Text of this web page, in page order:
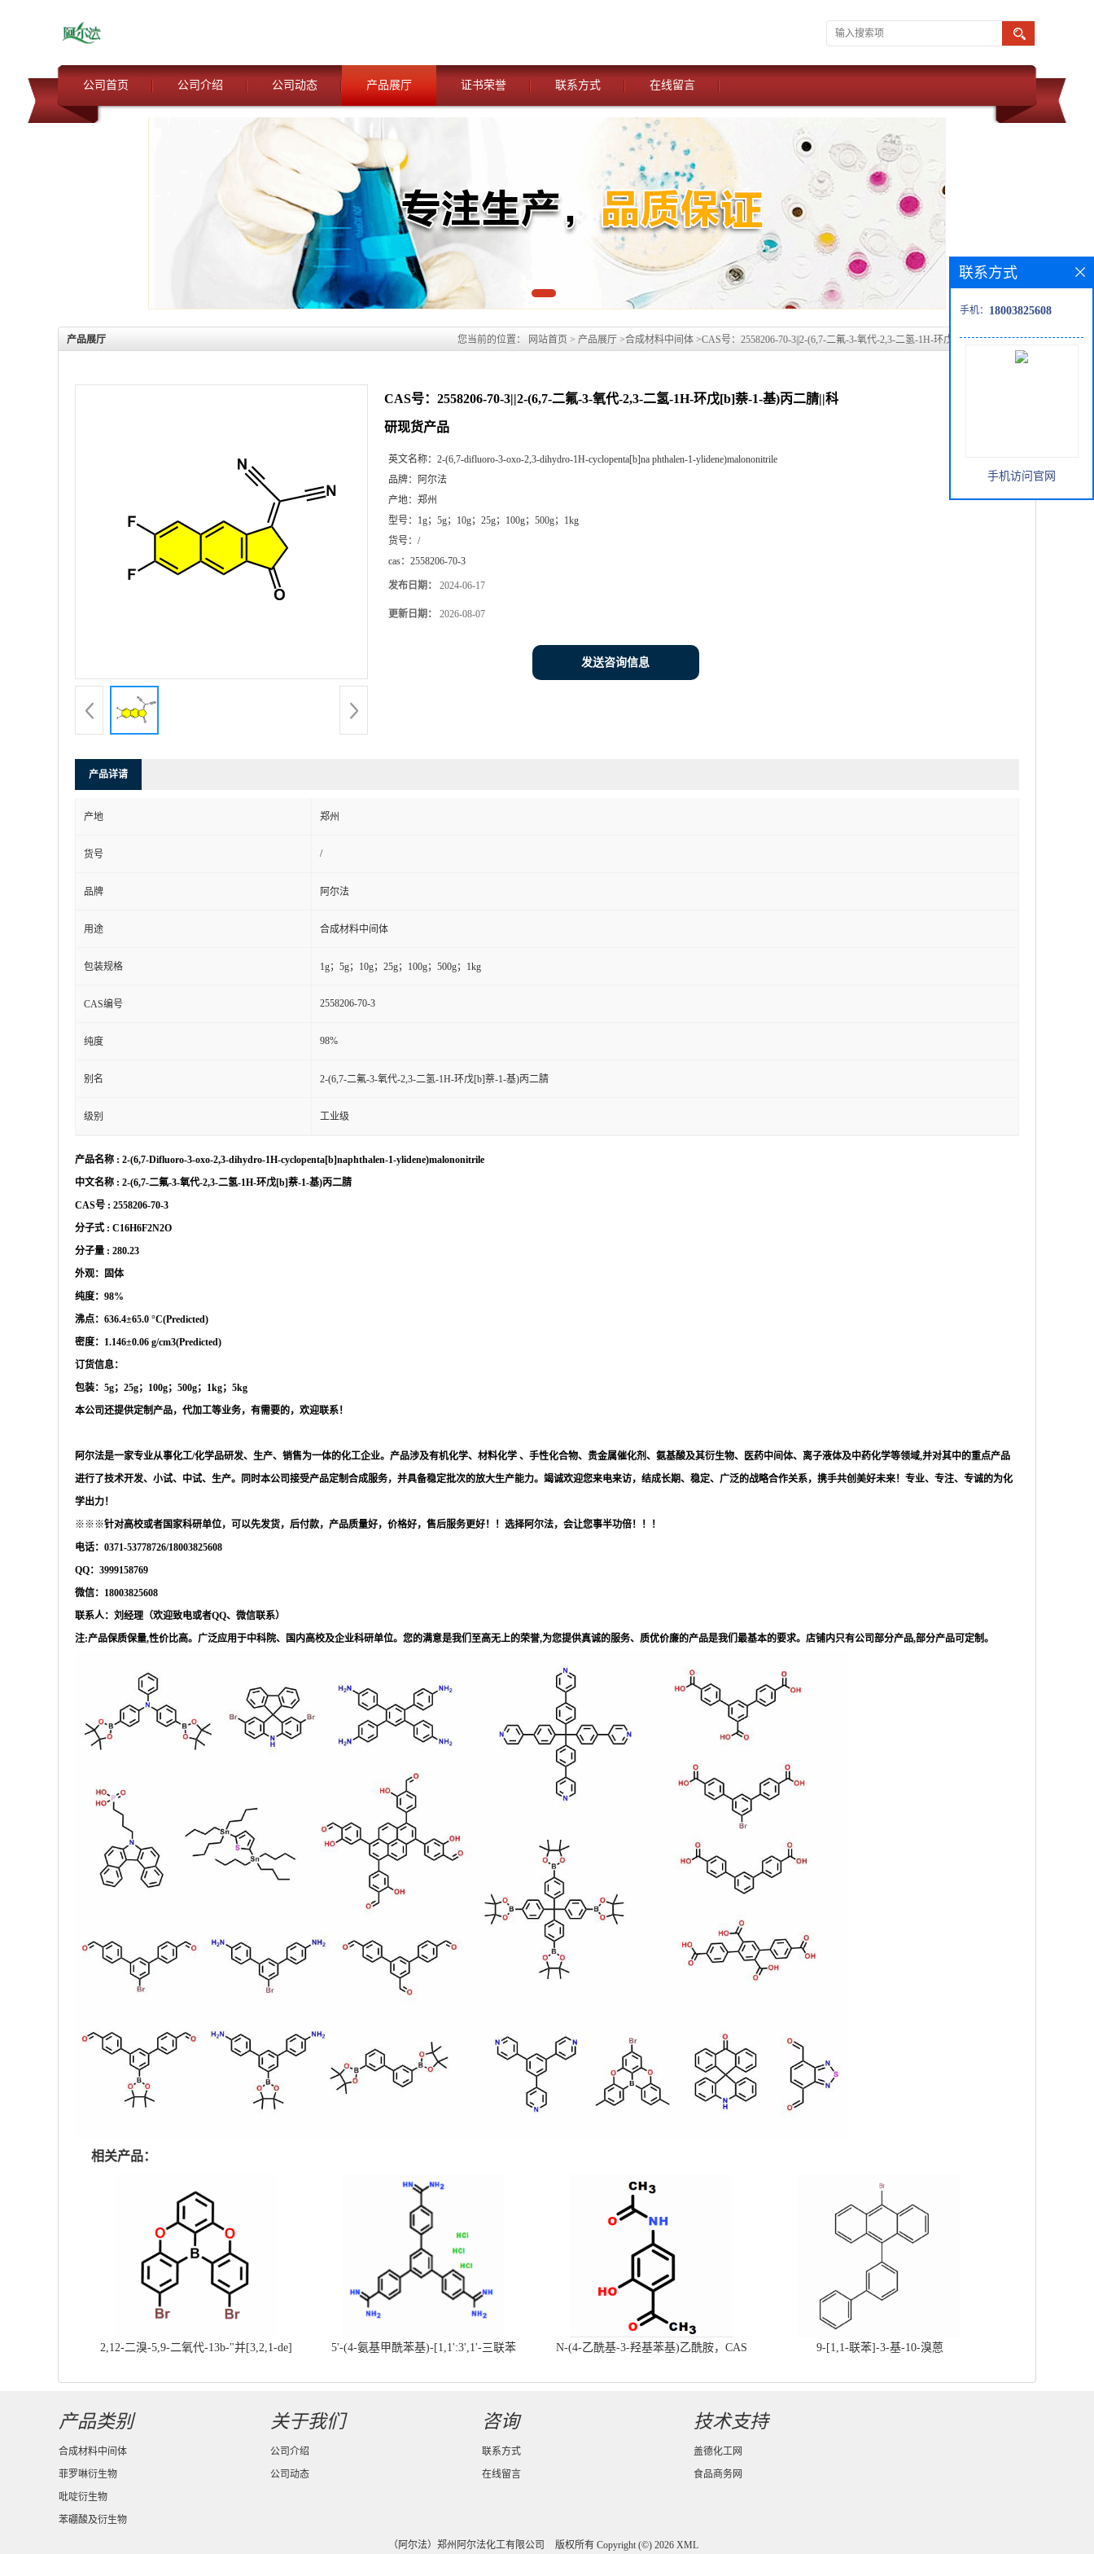
公司首页 公司介绍 公司动态 产品展厅 证书荣誉 联系方式 在线留言
产品展厅 您当前的位置： 网站首页 > 产品展厅 >合成材料中间体 >CAS号：2558206-70-3||2-(6,7-二氟-3-氧代-2,3-二氢-1H-环戊[b]萘-1-基)丙二
CAS号：2558206-70-3||2-(6,7-二氟-3-氧代-2,3-二氢-1H-环戊[b]萘-1-基)丙二腈||科
研现货产品
英文名称： 2-(6,7-difluoro-3-oxo-2,3-dihydro-1H-cyclopenta[b]na phthalen-1-ylidene)malononitrile
品牌：
阿尔法
产地： 郑州
型号： 1g；5g；10g；25g；100g；500g；1kg
货号： /
cas： 2558206-70-3
发布日期： 2024-06-17
更新日期： 2026-08-07
发送咨询信息
产品详请
产地 郑州
货号 /
品牌 阿尔法
用途 合成材料中间体
包装规格 1g；5g；10g；25g；100g；500g；1kg
CAS编号 2558206-70-3
纯度 98%
别名 2-(6,7-二氟-3-氧代-2,3-二氢-1H-环戊[b]萘-1-基)丙二腈
级别 工业级
产品名称 : 2-(6,7-Difluoro-3-oxo-2,3-dihydro-1H-cyclopenta[b]naphthalen-1-ylidene)malononitrile
中文名称 : 2-(6,7-二氟-3-氧代-2,3-二氢-1H-环戊[b]萘-1-基)丙二腈
CAS号 : 2558206-70-3
分子式 : C16H6F2N2O
分子量 : 280.23
外观：固体
纯度： 98%
沸点： 636.4±65.0 °C(Predicted)
密度： 1.146±0.06 g/cm3(Predicted)
订货信息：
包装： 5g；25g；100g；500g；1kg；5kg
本公司还提供定制产品，代加工等业务，有需要的，欢迎联系！
阿尔法是一家专业从事化工/化学品研发、生产、销售为一体的化工企业。产品涉及有机化学、材料化学 、手性化合物、贵金属催化剂、氨基酸及其衍生物、医药中间体、离子液体及中药化学等领域,并对其中的重点产品
进行了技术开发、小试、中试、生产。同时本公司接受产品定制合成服务，并具备稳定批次的放大生产能力。竭诚欢迎您来电来访，结成长期、稳定、广泛的战略合作关系，携手共创美好未来！专业、专注、专诚的为化
学出力！
※※※针对高校或者国家科研单位，可以先发货，后付款，产品质量好，价格好，售后服务更好！！选择阿尔法，会让您事半功倍！！！
电话： 0371-53778726/18003825608
QQ：3999158769
微信： 18003825608
联系人：刘经理（欢迎致电或者QQ、微信联系）
注:产品保质保量,性价比高。广泛应用于中科院、国内高校及企业科研单位。您的满意是我们至高无上的荣誉,为您提供真诚的服务、质优价廉的产品是我们最基本的要求。店铺内只有公司部分产品,部分产品可定制。
相关产品：
2,12-二溴-5,9-二氧代-13b-"并[3,2,1-de]
5'-(4-氨基甲酰苯基)-[1,1':3',1'-三联苯
N-(4-乙酰基-3-羟基苯基)乙酰胺，CAS
9-[1,1-联苯]-3-基-10-溴蒽
联系方式
手机： 18003825608
手机访问官网
产品类别
合成材料中间体
菲罗啉衍生物
吡啶衍生物
苯硼酸及衍生物
关于我们
公司介绍
公司动态
咨询
联系方式
在线留言
技术支持
盖德化工网
食品商务网
（阿尔法）郑州阿尔法化工有限公司 版权所有 Copyright (©) 2026 XML